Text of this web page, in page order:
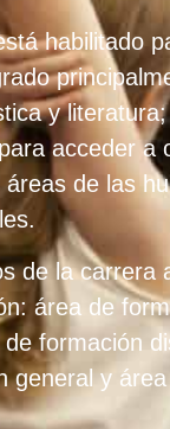
habilitado
y
acceder a
de las
de la carrera
área de
formación
general y